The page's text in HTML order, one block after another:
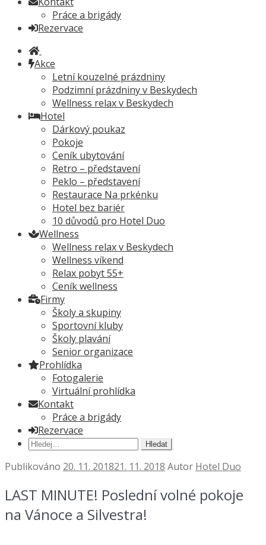
Práce a brigády
Rezervace
Akce
Letní kouzelné prázdniny
Podzimní prázdniny v Beskydech
Wellness relax v Beskydech
Hotel
Dárkový poukaz
Pokoje
Ceník ubytování
Retro – představení
Peklo – představení
Restaurace Na prkénku
Hotel bez bariér
10 důvodů pro Hotel Duo
Wellness
Wellness relax v Beskydech
Wellness víkend
Relax pobyt 55+
Ceník wellness
Firmy
Školy a skupiny
Sportovní kluby
Školy plavání
Senior organizace
Prohlídka
Fotogalerie
Virtuální prohlídka
Kontakt
Práce a brigády
Rezervace
Hledat:
Publikováno 20. 11. 201821. 11. 2018 Autor Hotel Duo
LAST MINUTE! Poslední volné pokoje
na Vánoce a Silvestra!